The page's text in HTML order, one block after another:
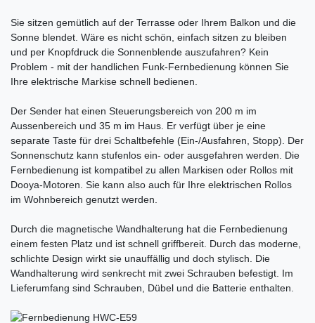
Sie sitzen gemütlich auf der Terrasse oder Ihrem Balkon und die
Sonne blendet. Wäre es nicht schön, einfach sitzen zu bleiben
und per Knopfdruck die Sonnenblende auszufahren? Kein
Problem - mit der handlichen Funk-Fernbedienung können Sie
Ihre elektrische Markise schnell bedienen.
Der Sender hat einen Steuerungsbereich von 200 m im
Aussenbereich und 35 m im Haus. Er verfügt über je eine
separate Taste für drei Schaltbefehle (Ein-/Ausfahren, Stopp). Der
Sonnenschutz kann stufenlos ein- oder ausgefahren werden. Die
Fernbedienung ist kompatibel zu allen Markisen oder Rollos mit
Dooya-Motoren. Sie kann also auch für Ihre elektrischen Rollos
im Wohnbereich genutzt werden.
Durch die magnetische Wandhalterung hat die Fernbedienung
einem festen Platz und ist schnell griffbereit. Durch das moderne,
schlichte Design wirkt sie unauffällig und doch stylisch. Die
Wandhalterung wird senkrecht mit zwei Schrauben befestigt. Im
Lieferumfang sind Schrauben, Dübel und die Batterie enthalten.